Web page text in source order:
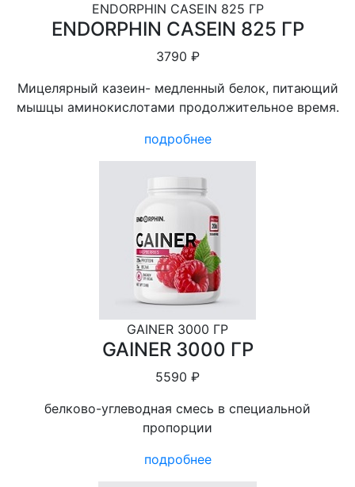
ENDORPHIN CASEIN 825 ГР
ENDORPHIN CASEIN 825 ГР
3790 ₽
Мицелярный казеин- медленный белок, питающий
мышцы аминокислотами продолжительное время.
подробнее
GAINER 3000 ГР
GAINER 3000 ГР
5590 ₽
белково-углеводная смесь в специальной
пропорции
подробнее